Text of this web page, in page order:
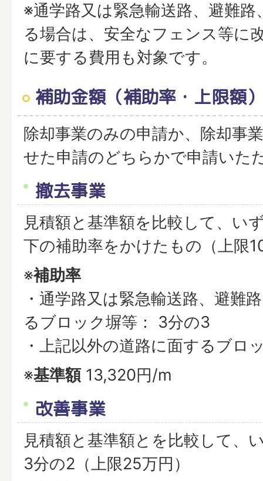
※通学路又は緊急輸送路、避難路
る場合は、安全なフェンス等に
に要する費用も対象です。
補助金額（補助率・上限額
除却事業のみの申請か、除却事
せた申請のどちらかで申請いた
撤去事業
見積額と基準額を比較して、い
下の補助率をかけたもの（上限
※補助率
・通学路又は緊急輸送路、避難
るブロック塀等： 3分の3
・上記以外の道路に面するブロ
※基準額13,320円/m
改善事業
見積額と基準額とを比較して、
3分の2（上限25万円）